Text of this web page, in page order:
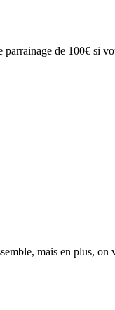
de 100€ si
mais en plus, on